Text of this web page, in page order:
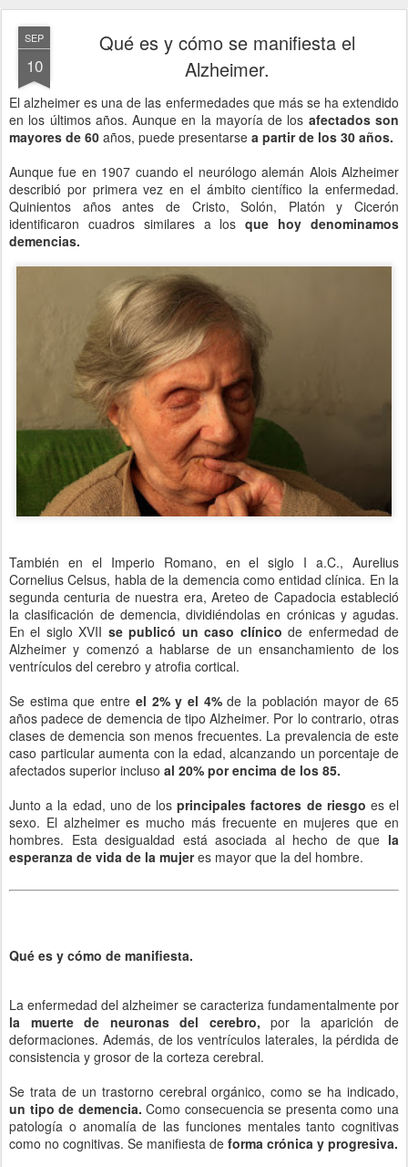
SEP
10
Qué es y cómo se manifiesta el
Alzheimer.
El alzheimer es una de las enfermedades que más se ha extendido
en los últimos años. Aunque en la mayoría de los afectados son
mayores de 60 años, puede presentarse a partir de los 30 años.
Aunque fue en 1907 cuando el neurólogo alemán Alois Alzheimer
describió por primera vez en el ámbito científico la enfermedad.
Quinientos años antes de Cristo, Solón, Platón y Cicerón
identificaron cuadros similares a losque hoy denominamos
demencias.
También en el Imperio Romano, en el siglo I a.C., Aurelius
Cornelius Celsus, habla de la demencia como entidad clínica. En la
segunda centuria de nuestra era, Areteo de Capadocia estableció
la clasificación de demencia, dividiéndolas en crónicas y agudas.
En el siglo XVII se publicó un caso clínico de enfermedad de
Alzheimer y comenzó a hablarse de un ensanchamiento de los
ventrículos del cerebro y atrofia cortical.
Se estima que entre el 2% y el 4%de la población mayor de 65
años padece de demencia de tipo Alzheimer. Por lo contrario, otras
clases de demencia son menos frecuentes. La prevalencia de este
caso particular aumenta con la edad, alcanzando un porcentaje de
afectados superior incluso al 20% por encima de los 85.
Junto a la edad, uno de losprincipales factores de riesgo es el
sexo. El alzheimer es mucho más frecuente en mujeres que en
hombres. Esta desigualdad está asociada al hecho de que la
esperanza de vida de la mujeres mayor que la del hombre.
Qué es y cómo de manifiesta.
La enfermedad del alzheimer se caracteriza fundamentalmente por
la muerte de neuronas del cerebro, por la aparición de
deformaciones. Además, de los ventrículos laterales, la pérdida de
consistencia y grosor de la corteza cerebral.
Se trata de un trastorno cerebral orgánico, como se ha indicado,
un tipo de demencia. Como consecuencia se presenta como una
patología o anomalía de las funciones mentales tanto cognitivas
como no cognitivas. Se manifiesta de forma crónica y progresiva.